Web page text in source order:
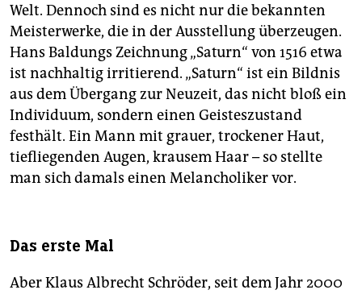
Welt. Dennoch sind es nicht nur die bekannten
Meisterwerke, die in der Ausstellung überzeugen.
Hans Baldungs Zeichnung „Saturn“ von 1516 etwa
ist nachhaltig irritierend. „Saturn“ ist ein Bildnis
aus dem Übergang zur Neuzeit, das nicht bloß ein
Individuum, sondern einen Geisteszustand
festhält. Ein Mann mit grauer, trockener Haut,
tiefliegenden Augen, krausem Haar – so stellte
man sich damals einen Melancholiker vor.
Das erste Mal
Aber Klaus Albrecht Schröder, seit dem Jahr 2000